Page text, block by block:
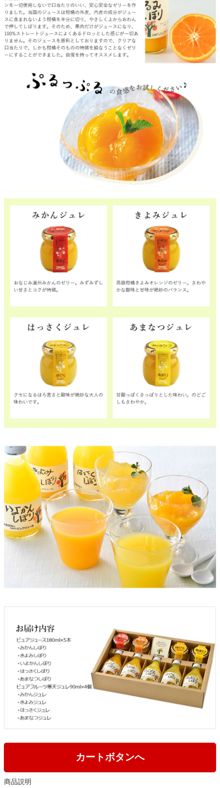
カートボタンへ
商品説明